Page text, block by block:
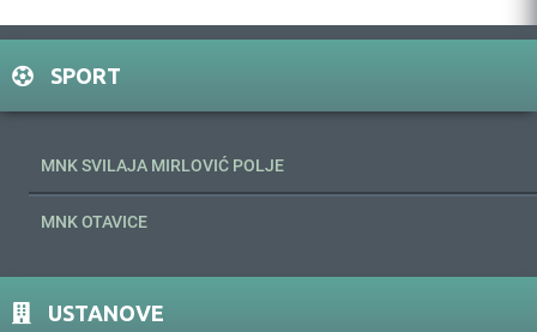
SPORT
MNK SVILAJA MIRLOVIĆ POLJE
MNK OTAVICE
USTANOVE